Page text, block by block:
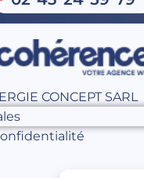
CONCEPT SARL